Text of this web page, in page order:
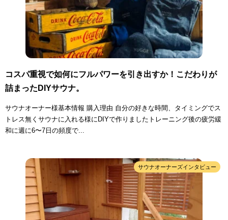
コスパ重視で如何にフルパワーを引き出すか！こだわりが
詰まったDIYサウナ。
サウナオーナー様基本情報 購入理由 自分の好きな時間、タイミングでス
トレス無くサウナに入れる様にDIYで作りましたトレーニング後の疲労緩
和に週に6〜7日の頻度で...
サウナオーナーズインタビュー